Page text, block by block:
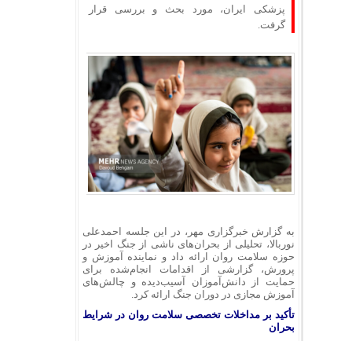
پزشکی ایران، مورد بحث و بررسی قرار
گرفت.
به گزارش خبرگزاری مهر، در این جلسه احمدعلی
نوربالا، تحلیلی از بحران‌های ناشی از جنگ اخیر در
حوزه سلامت روان ارائه داد و نماینده آموزش و
پرورش، گزارشی از اقدامات انجام‌شده برای
حمایت از دانش‌آموزان آسیب‌دیده و چالش‌های
آموزش مجازی در دوران جنگ ارائه کرد.
تأکید بر مداخلات تخصصی سلامت روان در شرایط
بحران